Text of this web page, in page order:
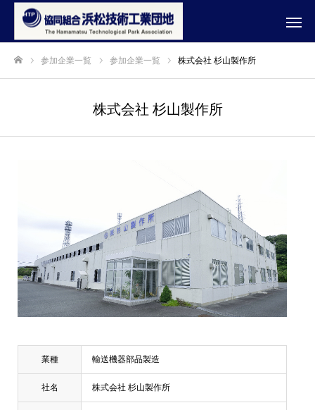
参加企業一覧 参加企業一覧 株式会社 杉山製作所
株式会社 杉山製作所
業種 輸送機器部品製造
社名 株式会社 杉山製作所